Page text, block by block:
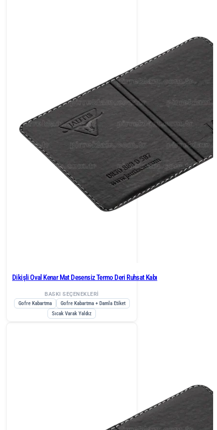
Dikişli Oval Kenar Mat Desensiz Termo Deri Ruhsat Kabı
BASKI SEÇENEKLERİ
Gofre Kabartma
Gofre Kabartma + Damla Etiket
Sıcak Varak Yaldız